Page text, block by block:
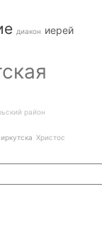
диакон иерей
район
Христос